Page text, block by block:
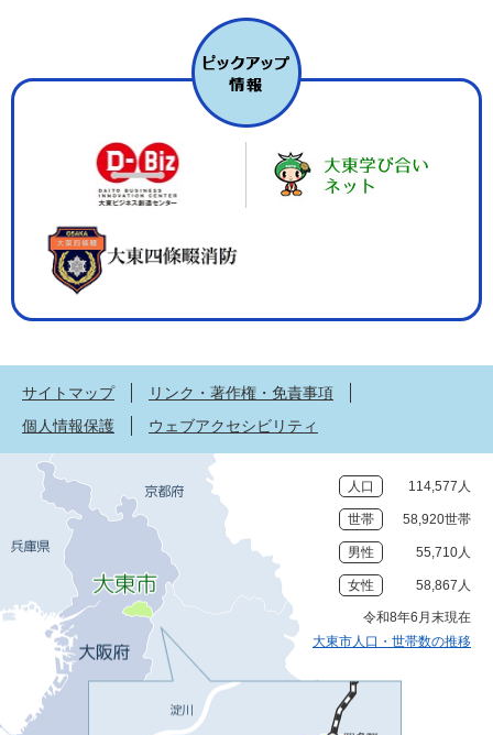
サイトマップ
リンク・著作権・免責事項
個人情報保護
ウェブアクセシビリティ
人口 114,577人
世帯 58,920世帯
男性 55,710人
女性 58,867人
令和8年6月末現在
大東市人口・世帯数の推移